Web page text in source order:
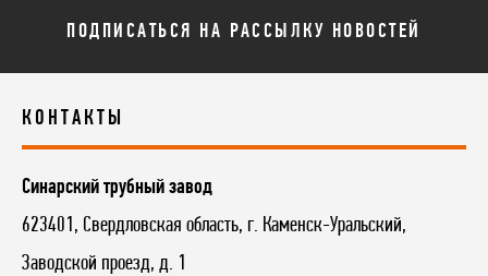
ПОДПИСАТЬСЯ НА РАССЫЛКУ НОВОСТЕЙ
КОНТАКТЫ
Синарский трубный завод
623401, Свердловская область, г. Каменск-Уральский,
Заводской проезд, д. 1